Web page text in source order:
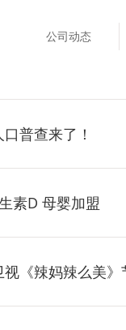
公司动态
普查来了！
素D 母婴加盟